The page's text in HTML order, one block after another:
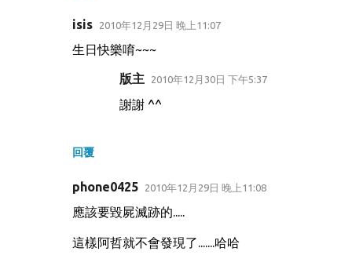
isis 2010年12月29日 晚上11:07
生日快樂唷~~~
回覆
版主 2010年12月30日 下午5:37
謝謝 ^^
phone0425 2010年12月29日 晚上11:08
應該要毀屍滅跡的.....
這樣阿哲就不會發現了.......哈哈